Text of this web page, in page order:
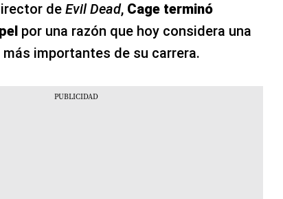
de Evil Dead, Cage terminó
por una razón que hoy considera una
importantes de su carrera.